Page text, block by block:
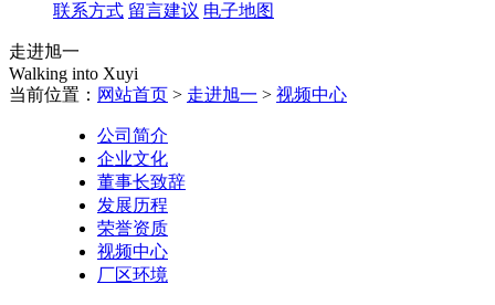
联系方式 留言建议 电子地图
走进旭一
Walking into Xuyi
当前位置： 网站首页 > 走进旭一 > 视频中心
公司简介
企业文化
董事长致辞
发展历程
荣誉资质
视频中心
厂区环境